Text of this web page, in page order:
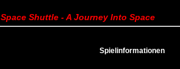
Space Shuttle - A Journey Into Space
Spielinformationen